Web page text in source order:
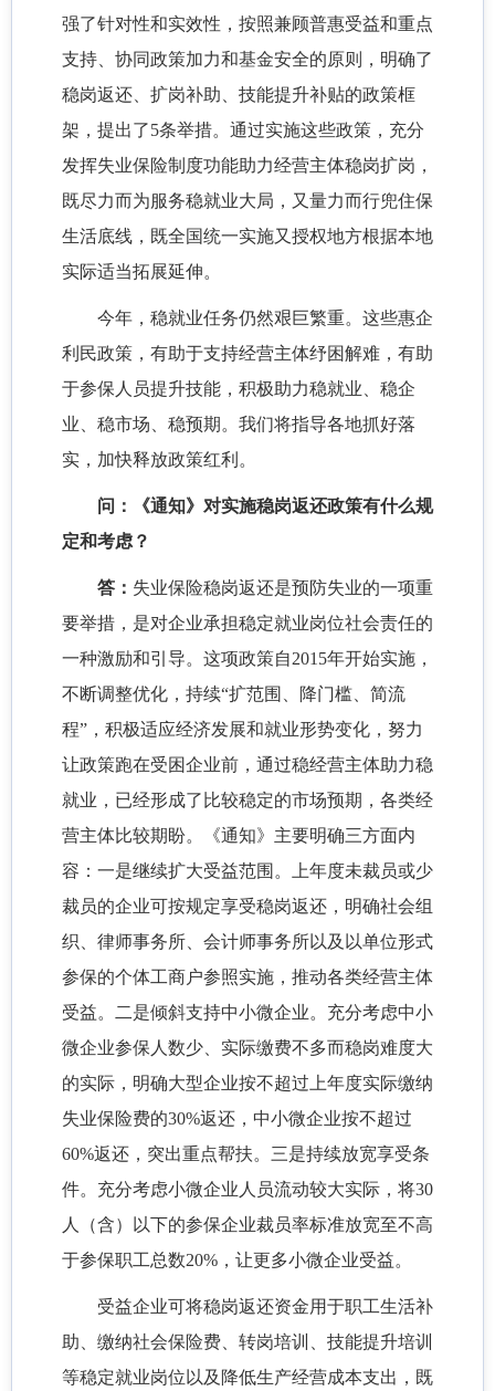
强了针对性和实效性，按照兼顾普惠受益和重点
支持、协同政策加力和基金安全的原则，明确了
稳岗返还、扩岗补助、技能提升补贴的政策框
架，提出了5条举措。通过实施这些政策，充分
发挥失业保险制度功能助力经营主体稳岗扩岗，
既尽力而为服务稳就业大局，又量力而行兜住保
生活底线，既全国统一实施又授权地方根据本地
实际适当拓展延伸。
今年，稳就业任务仍然艰巨繁重。这些惠企
利民政策，有助于支持经营主体纾困解难，有助
于参保人员提升技能，积极助力稳就业、稳企
业、稳市场、稳预期。我们将指导各地抓好落
实，加快释放政策红利。
问：《通知》对实施稳岗返还政策有什么规
定和考虑？
答： 失业保险稳岗返还是预防失业的一项重
要举措，是对企业承担稳定就业岗位社会责任的
一种激励和引导。这项政策自2015年开始实施，
不断调整优化，持续“扩范围、降门槛、简流
程”，积极适应经济发展和就业形势变化，努力
让政策跑在受困企业前，通过稳经营主体助力稳
就业，已经形成了比较稳定的市场预期，各类经
营主体比较期盼。《通知》主要明确三方面内
容：一是继续扩大受益范围。上年度未裁员或少
裁员的企业可按规定享受稳岗返还，明确社会组
织、律师事务所、会计师事务所以及以单位形式
参保的个体工商户参照实施，推动各类经营主体
受益。二是倾斜支持中小微企业。充分考虑中小
微企业参保人数少、实际缴费不多而稳岗难度大
的实际，明确大型企业按不超过上年度实际缴纳
失业保险费的30%返还，中小微企业按不超过
60%返还，突出重点帮扶。三是持续放宽享受条
件。充分考虑小微企业人员流动较大实际，将30
人（含）以下的参保企业裁员率标准放宽至不高
于参保职工总数20%，让更多小微企业受益。
受益企业可将稳岗返还资金用于职工生活补
助、缴纳社会保险费、转岗培训、技能提升培训
等稳定就业岗位以及降低生产经营成本支出，既